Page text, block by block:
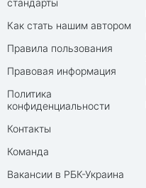
стандарты
Как стать нашим автором
Правила пользования
Правовая информация
Политика
конфиденциальности
Контакты
Команда
Вакансии в РБК-Украина